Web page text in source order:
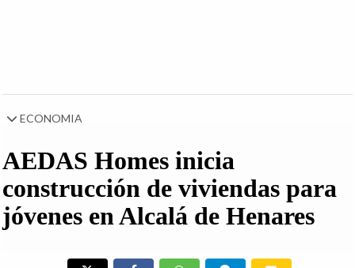
ECONOMIA
AEDAS Homes inicia
construcción de viviendas para
jóvenes en Alcalá de Henares